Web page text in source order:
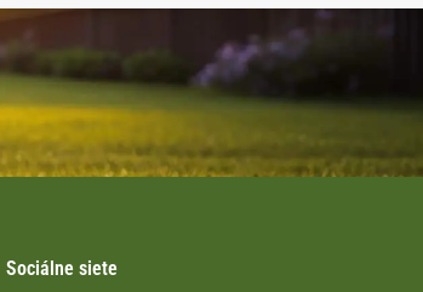
Sociálne siete